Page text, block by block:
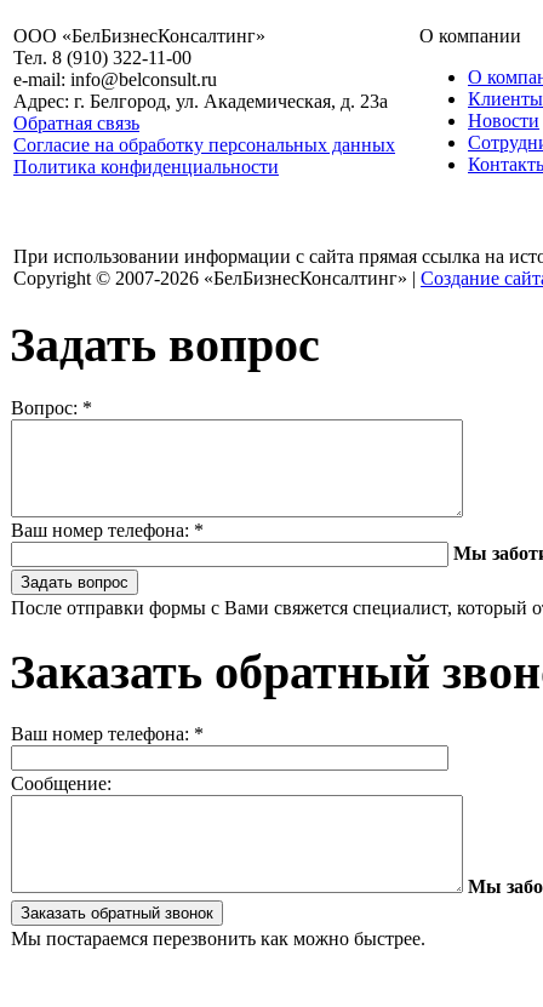
ООО «БелБизнесКонсалтинг»
Тел. 8 (910) 322-11-00
e-mail: info@belconsult.ru
Адрес: г. Белгород, ул. Академическая, д. 23а
Обратная связь
Согласие на обработку персональных данных
Политика конфиденциальности
О компании
О
Клиенты
Новости
При использовании информации с сайта прямая ссылка на
Copyright © 2007-2026 «БелБизнесКонсалтинг» | Создание
Задать вопрос
Вопрос: *
Ваш номер телефона: *
Мы
После отправки формы с Вами свяжется специалист, который
Заказать обратный
Ваш номер телефона: *
Сообщение:
Мы
Мы постараемся перезвонить как можно быстрее.